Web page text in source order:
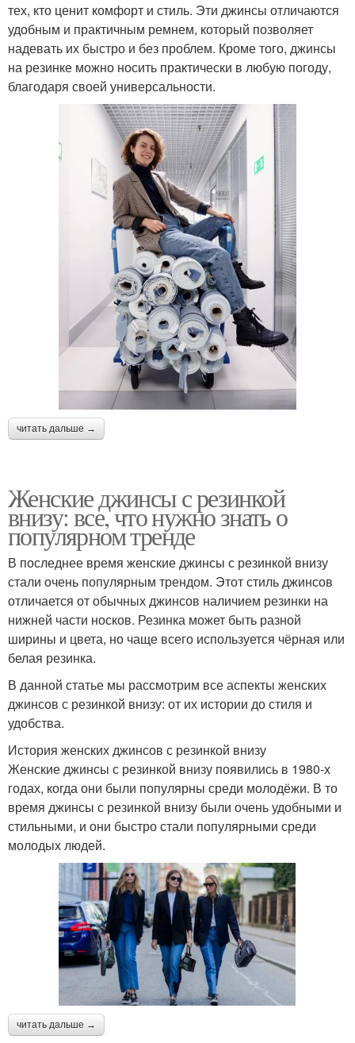
тех, кто ценит комфорт и стиль. Эти джинсы отличаются
удобным и практичным ремнем, который позволяет
надевать их быстро и без проблем. Кроме того, джинсы
на резинке можно носить практически в любую погоду,
благодаря своей универсальности.
читать дальше →
Женские джинсы с резинкой
внизу: все, что нужно знать о
популярном тренде
В последнее время женские джинсы с резинкой внизу
стали очень популярным трендом. Этот стиль джинсов
отличается от обычных джинсов наличием резинки на
нижней части носков. Резинка может быть разной
ширины и цвета, но чаще всего используется чёрная или
белая резинка.
В данной статье мы рассмотрим все аспекты женских
джинсов с резинкой внизу: от их истории до стиля и
удобства.
История женских джинсов с резинкой внизу
Женские джинсы с резинкой внизу появились в 1980-х
годах, когда они были популярны среди молодёжи. В то
время джинсы с резинкой внизу были очень удобными и
стильными, и они быстро стали популярными среди
молодых людей.
читать дальше →